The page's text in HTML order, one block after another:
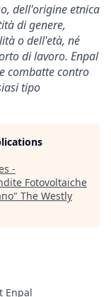
dell'origine etnica
di genere,
o dell'età, né
di lavoro. Enpal
combatte contro
tipo
-
Fotovoltaiche
" The Westly
Enpal